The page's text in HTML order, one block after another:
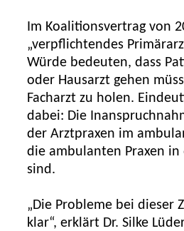
Im Koalitionsvertrag von
„verpflichtendes
Würde bedeuten, dass
oder Hausarzt gehen
Facharzt zu holen.
dabei: Die
der Arztpraxen im
die ambulanten Praxen in
sind.
„Die Probleme bei dieser
klar“, erklärt Dr. Silke